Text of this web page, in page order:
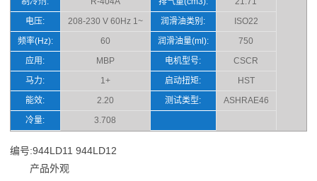
电压:
208-230 V 60Hz 1~ 润滑油类别:
ISO22
频率(Hz):
60 润滑油量(ml):
750
应用:
MBP 电机型号:
CSCR
马力:
1+ 启动扭矩:
HST
能效:
2.20 测试类型:
ASHRAE46
冷量:
3.708
编号:944LD11 944LD12
产品外观